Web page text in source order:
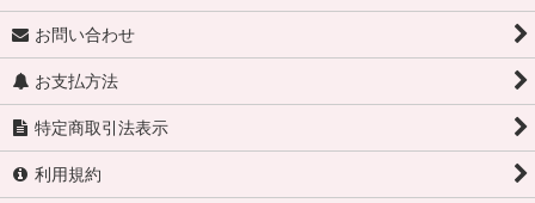
お問い合わせ
お支払方法
特定商取引法表示
利用規約